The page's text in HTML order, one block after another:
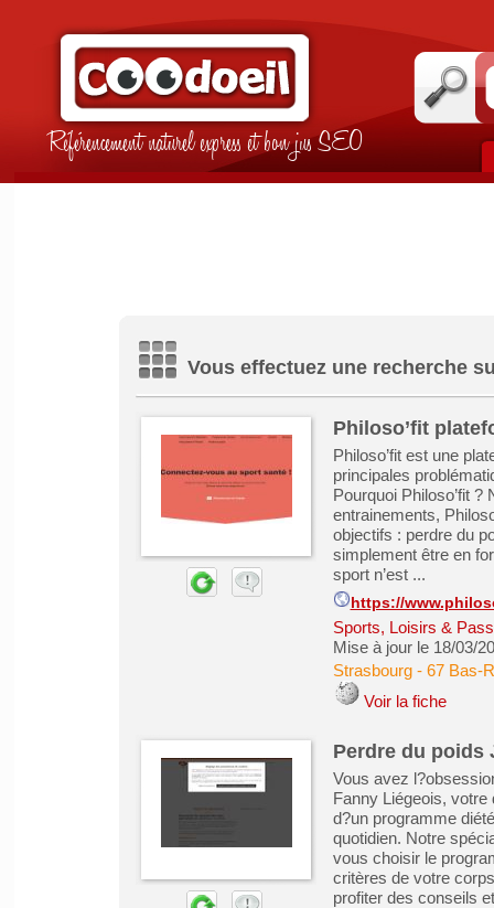
Référencement naturel express et bon jus SEO
Vous effectuez une recherche
Philoso’fit
Philoso’fit est une
principales
Pourquoi Philoso’fit
entrainements,
objectifs : perdre du
simplement être en
sport n’est ...
https://
Sports, Loisirs &
Mise à jour le 18/03/
Strasbourg- 67 Bas-
Voir la fiche
Perdre du poids
Vous avez
Fanny Liégeois,
d?un programme
quotidien. Notre
vous choisir le
critères de votre
profiter des conseils